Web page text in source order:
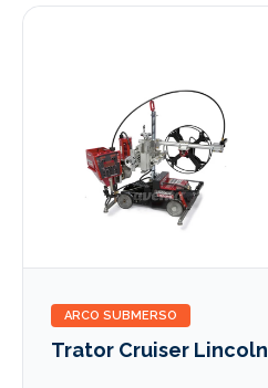
ARCO SUBMERSO
Trator Cruiser Lincoln